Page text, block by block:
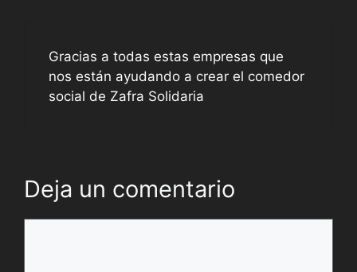
Gracias a todas estas empresas que
nos están ayudando a crear el comedor
social de Zafra Solidaria
Deja un comentario